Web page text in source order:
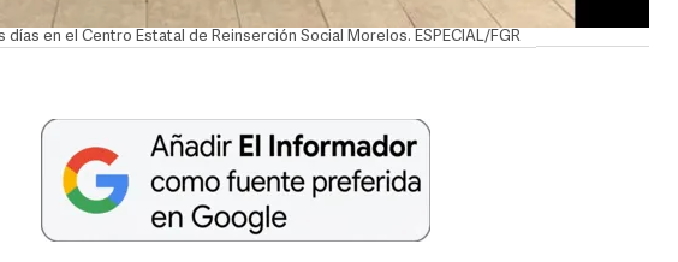
en el Centro Estatal de Reinserción Social Morelos. ESPECIAL/FGR